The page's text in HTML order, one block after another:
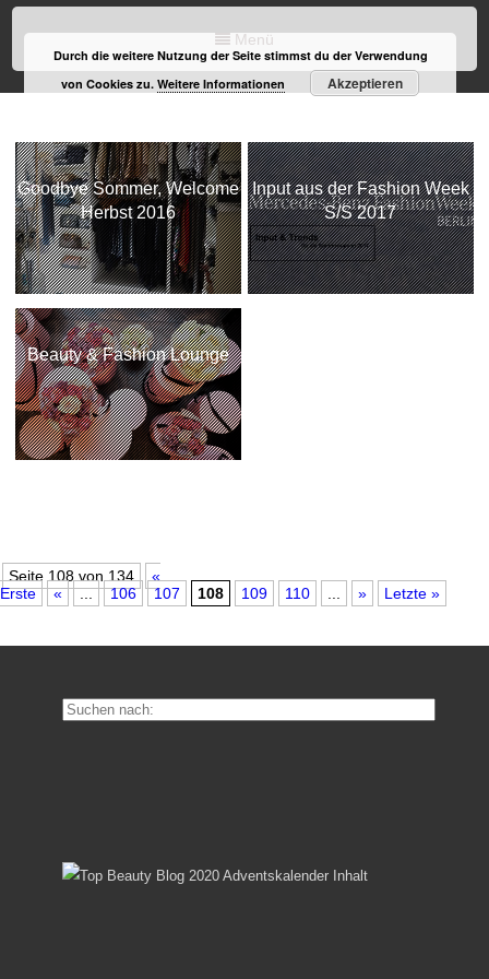
Menü
Goodbye Sommer, Welcome
Herbst 2016
Input aus der Fashion Week
S/S 2017
Beauty & Fashion Lounge
Seite 108 von 134
«
Erste
« ... 106 107 108 109 110 » Letzte »
Durch die weitere Nutzung der Seite stimmst du der Verwendung
von Cookies zu.Weitere Informationen Akzeptieren